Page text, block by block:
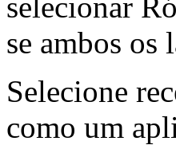
se ambos
Selecione
como um